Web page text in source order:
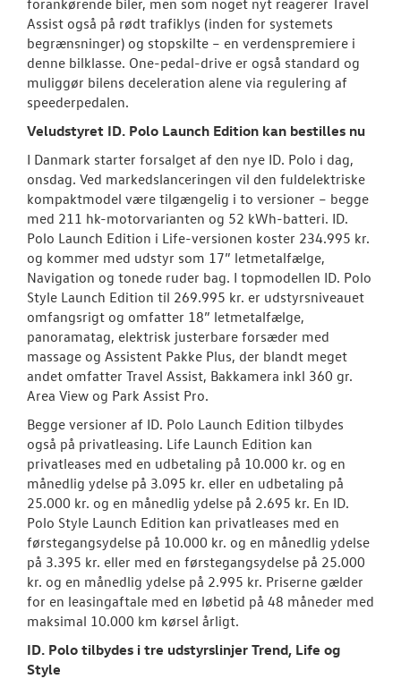
Assist også på rødt trafiklys (inden for systemets
begrænsninger) og stopskilte – en verdenspremiere i
denne bilklasse. One-pedal-drive er også standard og
muliggør bilens deceleration alene via regulering af
speederpedalen.
Veludstyret ID. Polo Launch Edition kan bestilles nu
I Danmark starter forsalget af den nye ID. Polo i dag,
onsdag. Ved markedslanceringen vil den fuldelektriske
kompaktmodel være tilgængelig i to versioner – begge
med 211 hk-motorvarianten og 52 kWh-batteri. ID.
Polo Launch Edition i Life-versionen koster 234.995 kr.
og kommer med udstyr som 17” letmetalfælge,
Navigation og tonede ruder bag. I topmodellen ID. Polo
Style Launch Edition til 269.995 kr. er udstyrsniveauet
omfangsrigt og omfatter 18” letmetalfælge,
panoramatag, elektrisk justerbare forsæder med
massage og Assistent Pakke Plus, der blandt meget
andet omfatter Travel Assist, Bakkamera inkl 360 gr.
Area View og Park Assist Pro.
Begge versioner af ID. Polo Launch Edition tilbydes
også på privatleasing. Life Launch Edition kan
privatleases med en udbetaling på 10.000 kr. og en
månedlig ydelse på 3.095 kr. eller en udbetaling på
25.000 kr. og en månedlig ydelse på 2.695 kr. En ID.
Polo Style Launch Edition kan privatleases med en
førstegangsydelse på 10.000 kr. og en månedlig ydelse
på 3.395 kr. eller med en førstegangsydelse på 25.000
kr. og en månedlig ydelse på 2.995 kr. Priserne gælder
for en leasingaftale med en løbetid på 48 måneder med
maksimal 10.000 km kørsel årligt.
ID. Polo tilbydes i tre udstyrslinjer Trend, Life og
Style